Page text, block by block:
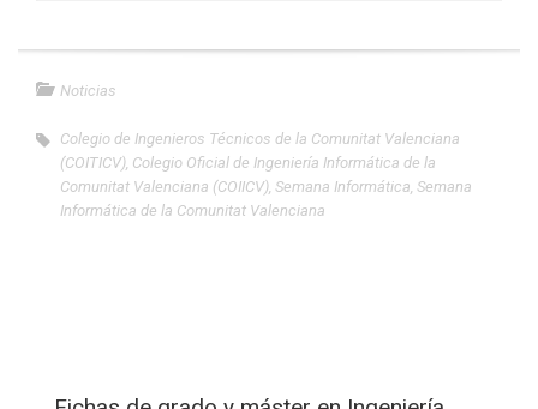
Noticias
Colegio de Ingenieros Técnicos de la Comunitat Valenciana
(COITICV), Colegio Oficial de Ingeniería Informática de la
Comunitat Valenciana (COIICV), Semana Informática, Semana
Informática de la Comunitat Valenciana